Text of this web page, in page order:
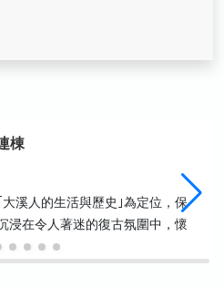
棟
溪人的生活與歷史｣為定位，保
浸在令人著迷的復古氛圍中，懷